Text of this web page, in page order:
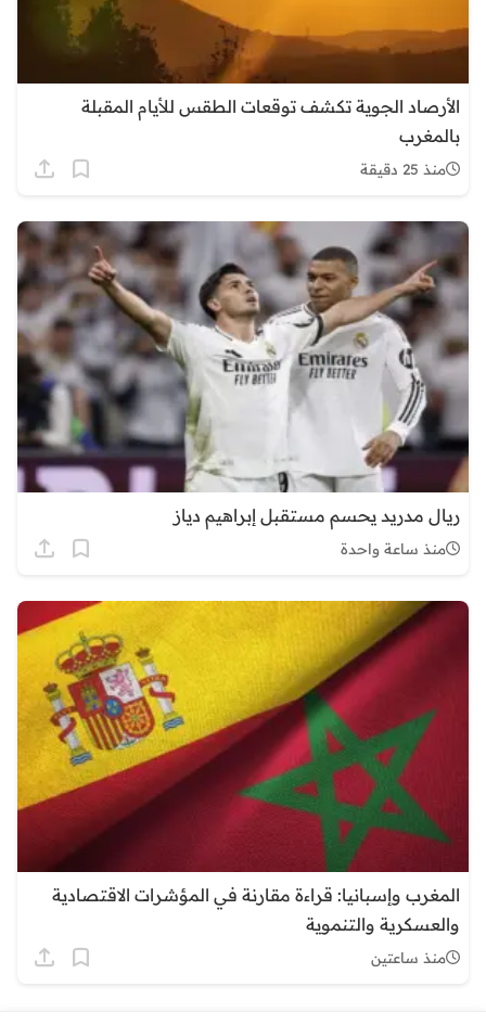
الأرصاد الجوية تكشف توقعات الطقس للأيام المقبلة
بالمغرب
منذ 25 دقيقة
ريال مدريد يحسم مستقبل إبراهيم دياز
منذ ساعة واحدة
المغرب وإسبانيا: قراءة مقارنة في المؤشرات الاقتصادية
والعسكرية والتنموية
منذ ساعتين